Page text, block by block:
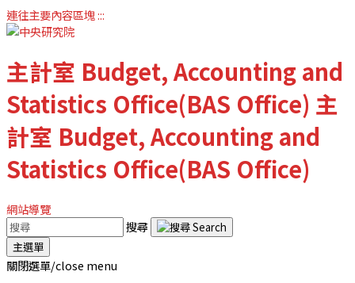
連往主要內容區塊:::
主計室 Budget, Accounting and
Statistics Office(BAS Office) 主
計室 Budget, Accounting and
Statistics Office(BAS Office)
網站導覽
搜尋
主選單
關閉選單/close menu